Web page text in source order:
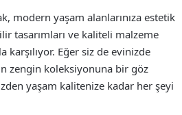
modern yaşam alanlarınıza estetik
tasarımları ve kaliteli malzeme
karşılıyor. Eğer siz de evinizde
zengin koleksiyonuna bir göz
yaşam kalitenize kadar her şeyi